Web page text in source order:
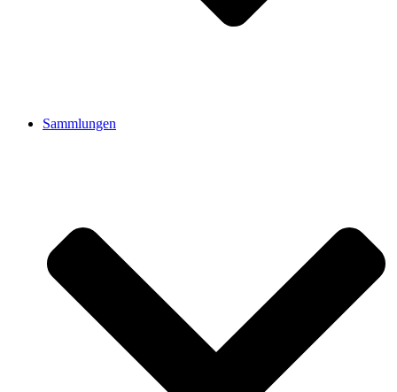
Sammlungen